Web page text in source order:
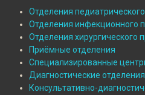
Подвал:
Отделения
Отделения
Отделения инфекционного
Отделения хирургического
Приёмные отделения
Специализированные
Диагностические отделения
Консультативно-